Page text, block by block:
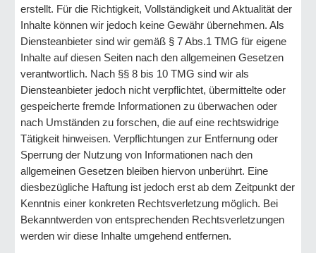
erstellt. Für die Richtigkeit, Vollständigkeit und Aktualität der
Inhalte können wir jedoch keine Gewähr übernehmen. Als
Diensteanbieter sind wir gemäß § 7 Abs.1 TMG für eigene
Inhalte auf diesen Seiten nach den allgemeinen Gesetzen
verantwortlich. Nach §§ 8 bis 10 TMG sind wir als
Diensteanbieter jedoch nicht verpflichtet, übermittelte oder
gespeicherte fremde Informationen zu überwachen oder
nach Umständen zu forschen, die auf eine rechtswidrige
Tätigkeit hinweisen. Verpflichtungen zur Entfernung oder
Sperrung der Nutzung von Informationen nach den
allgemeinen Gesetzen bleiben hiervon unberührt. Eine
diesbezügliche Haftung ist jedoch erst ab dem Zeitpunkt der
Kenntnis einer konkreten Rechtsverletzung möglich. Bei
Bekanntwerden von entsprechenden Rechtsverletzungen
werden wir diese Inhalte umgehend entfernen.